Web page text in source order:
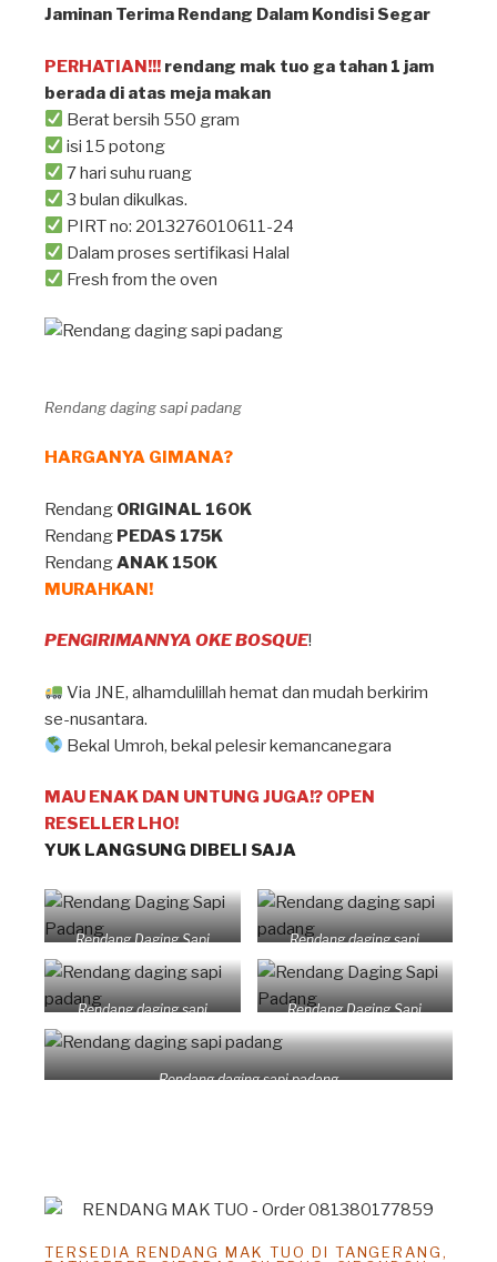
Jaminan Terima Rendang Dalam Kondisi Segar⁣
PERHATIAN!!! rendang mak tuo ga tahan 1 jam
berada di atas meja makan ⁣
Berat bersih 550 gram
isi 15 potong
7 hari suhu ruang
3 bulan dikulkas.
PIRT no: 2013276010611-24
Dalam proses sertifikasi Halal
Fresh from the oven
Rendang daging sapi padang
HARGANYA GIMANA?
Rendang ORIGINAL 160K
Rendang PEDAS 175K
RendangANAK 150K
MURAHKAN!
PENGIRIMANNYA OKE BOSQUE!
Via JNE, alhamdulillah hemat dan mudah berkirim
se-nusantara.
Bekal Umroh, bekal pelesir kemancanegara
MAU ENAK DAN UNTUNG JUGA!? OPEN
RESELLER LHO!
YUK LANGSUNG DIBELI SAJA
Rendang Daging Sapi
Padang
Rendang daging sapi
padang
Rendang daging sapi
padang
Rendang Daging Sapi
Padang
Rendang daging sapi padang
TERSEDIA RENDANG MAK TUO DI TANGERANG,